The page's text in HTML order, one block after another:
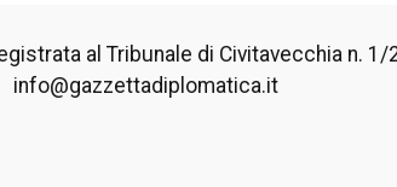
al Tribunale di Civitavecchia n.
info@gazzettadiplomatica.it